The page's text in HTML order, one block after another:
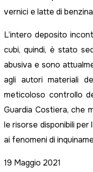
vernici e latte di
L’intero deposito
cubi, quindi, è stato
abusiva e sono
agli autori materiali
meticoloso controllo
Guardia Costiera, che
le risorse disponibili
ai fenomeni di
19 Maggio 2021